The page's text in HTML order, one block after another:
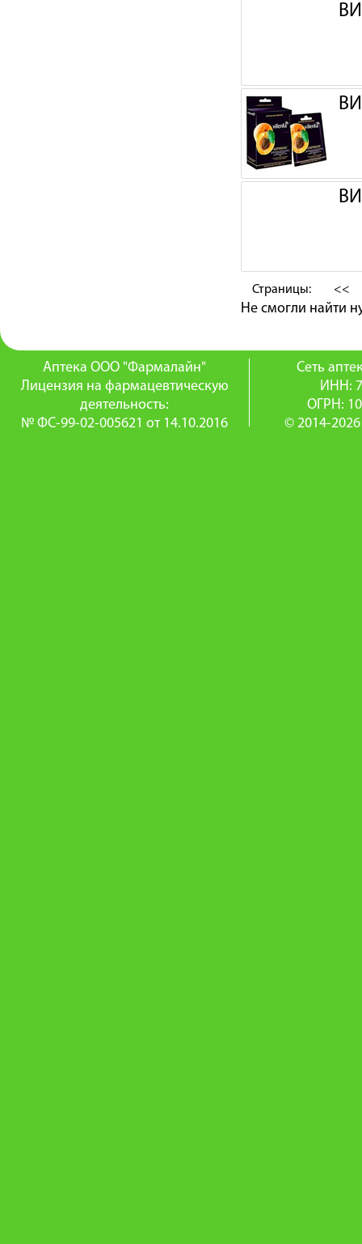
Страницы: <<
Не смогли найти
Аптека ООО "Фармалайн"
Лицензия на фармацевтическую
деятельность:
№ ФС-99-02-005621 от 14.10.2016
Сеть
ИНН:
ОГРН:
© 2014-